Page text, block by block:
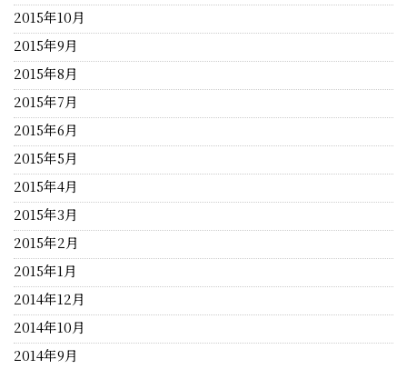
2015年10月
2015年9月
2015年8月
2015年7月
2015年6月
2015年5月
2015年4月
2015年3月
2015年2月
2015年1月
2014年12月
2014年10月
2014年9月